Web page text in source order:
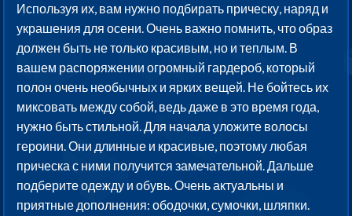
Используя их, вам нужно подбирать прическу, наряд и
украшения для осени. Очень важно помнить, что образ
должен быть не только красивым, но и теплым. В
вашем распоряжении огромный гардероб, который
полон очень необычных и ярких вещей. Не бойтесь их
миксовать между собой, ведь даже в это время года,
нужно быть стильной. Для начала уложите волосы
героини. Они длинные и красивые, поэтому любая
прическа с ними получится замечательной. Дальше
подберите одежду и обувь. Очень актуальны и
приятные дополнения: ободочки, сумочки, шляпки.